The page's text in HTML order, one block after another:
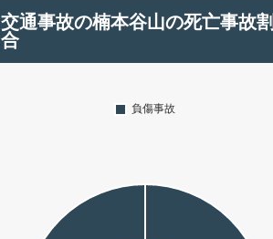
交通事故の楠本谷山の死亡事故割
合